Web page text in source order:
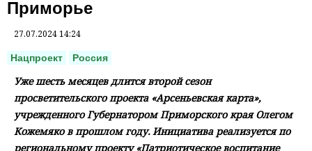
Приморье
27.07.2024 14:24
Нацпроект Россия
Уже шесть месяцев длится второй сезон
просветительского проекта «Арсеньевская карта»,
учрежденного Губернатором Приморского края Олегом
Кожемяко в прошлом году. Инициатива реализуется по
региональному проекту «Патриотическое воспитание